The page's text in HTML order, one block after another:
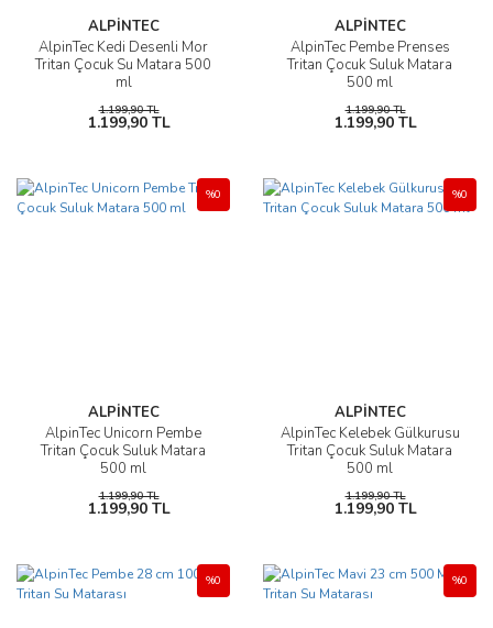
ALPİNTEC
AlpinTec Kedi Desenli Mor
Tritan Çocuk Su Matara 500
ml
1.199,90 TL
1.199,90 TL
ALPİNTEC
AlpinTec Pembe Prenses
Tritan Çocuk Suluk Matara
500 ml
1.199,90 TL
1.199,90 TL
ALPİNTEC
AlpinTec Unicorn Pembe
Tritan Çocuk Suluk Matara
500 ml
%0
1.199,90 TL
1.199,90 TL
ALPİNTEC
AlpinTec Kelebek Gülkurusu
Tritan Çocuk Suluk Matara
500 ml
%0
1.199,90 TL
1.199,90 TL
%0 %0